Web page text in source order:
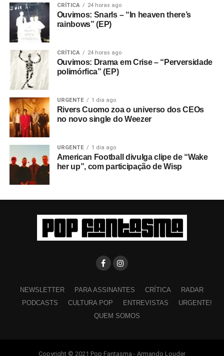
CRÍTICA 24 horas ago
Ouvimos: Snarls – “In heaven there’s
rainbows” (EP)
CRÍTICA 24 horas ago
Ouvimos: Drama em Crise – “Perversidade
polimórfica” (EP)
URGENTE 1 dia ago
Rivers Cuomo zoa o universo dos CEOs
no novo single do Weezer
URGENTE 1 dia ago
American Football divulga clipe de “Wake
her up”, com participação de Wisp
NEWSLETTER PARA ASSINANTES CRÍTICA
RADAR
PODCASTS
CULTURA POP ENTREVISTAS
URGENTE!
QUEM SOMOS
Copyright © 2021 Pop Fantasma - Armando Louder